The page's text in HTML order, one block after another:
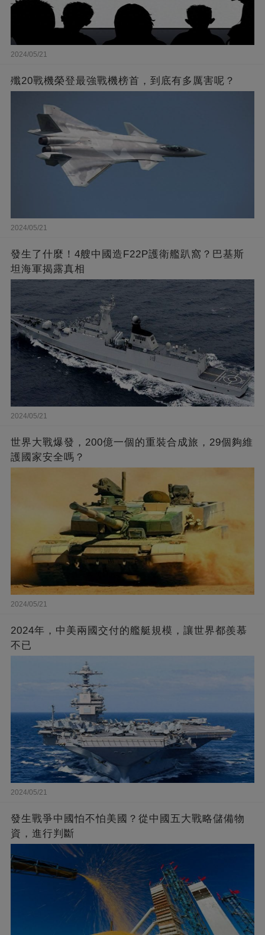
2024/05/21
殲20戰機榮登最強戰機榜首，到底有多厲害呢？
2024/05/21
發生了什麼！4艘中國造F22P護衛艦趴窩？巴基斯
坦海軍揭露真相
2024/05/21
世界大戰爆發，200億一個的重裝合成旅，29個夠維
護國家安全嗎？
2024/05/21
2024年，中美兩國交付的艦艇規模，讓世界都羨慕
不已
2024/05/21
發生戰爭中國怕不怕美國？從中國五大戰略儲備物
資，進行判斷